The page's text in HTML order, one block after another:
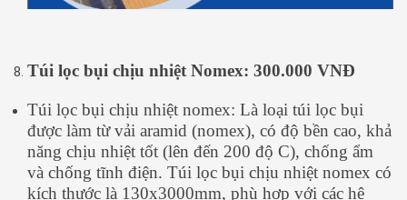
Túi lọc bụi chịu nhiệt Nomex: 300.000 VNĐ
Túi lọc bụi chịu nhiệt nomex: Là loại túi lọc bụi
được làm từ vải aramid (nomex), có độ bền cao, khả
năng chịu nhiệt tốt (lên đến 200 độ C), chống ẩm
và chống tĩnh điện. Túi lọc bụi chịu nhiệt nomex có
kích thước là 130x3000mm, phù hợp với các hệ